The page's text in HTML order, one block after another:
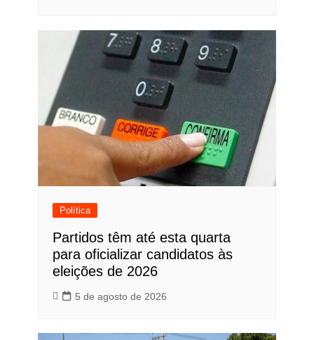
Política
Partidos têm até esta quarta
para oficializar candidatos às
eleições de 2026
5 de agosto de 2026